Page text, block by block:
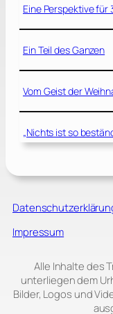
Eine Perspektive für
Ein Teil des Ganzen
Vom Geist der
„Nichts ist so
Impressum
Alle Inhalte des
unterliegen dem
Bilder, Logos und